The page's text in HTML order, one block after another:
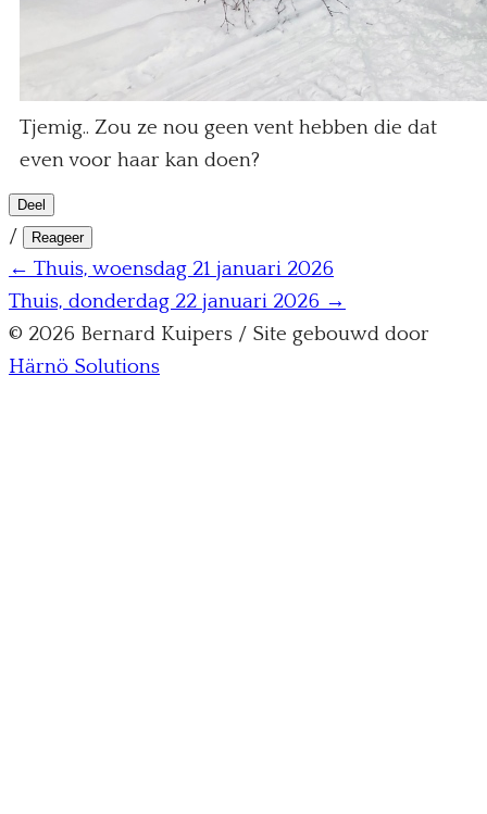
Tjemig.. Zou ze nou geen vent hebben die dat
even voor haar kan doen?
Deel
/ Reageer
← Thuis, woensdag 21 januari 2026
Thuis, donderdag 22 januari 2026 →
© 2026 Bernard Kuipers / Site gebouwd door
Härnö Solutions